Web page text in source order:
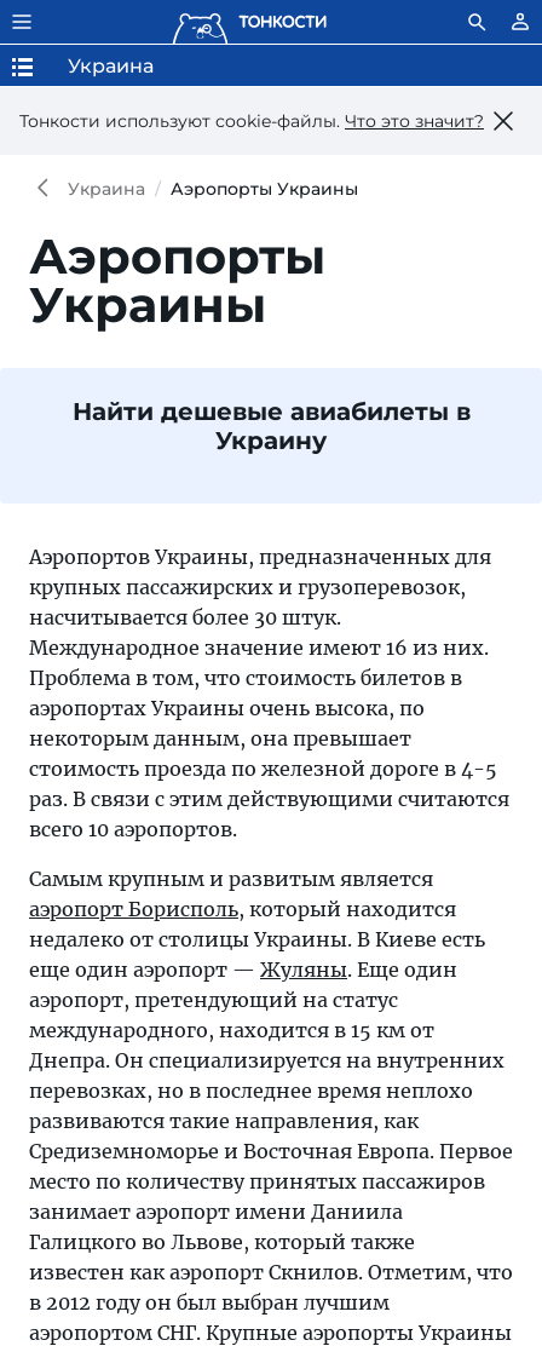
Тонкости используют сookie-файлы. Что это значит?
Украина
Украина Аэропорты Украины
Аэропорты
Украины
Найти дешевые авиабилеты в
Украину
Аэропортов Украины, предназначенных для
крупных пассажирских и грузоперевозок,
насчитывается более 30 штук.
Международное значение имеют 16 из них.
Проблема в том, что стоимость билетов в
аэропортах Украины очень высока, по
некоторым данным, она превышает
стоимость проезда по железной дороге в 4-5
раз. В связи с этим действующими считаются
всего 10 аэропортов.
Самым крупным и развитым является
аэропорт Борисполь, который находится
недалеко от столицы Украины. В Киеве есть
еще один аэропорт — Жуляны. Еще один
аэропорт, претендующий на статус
международного, находится в 15 км от
Днепра. Он специализируется на внутренних
перевозках, но в последнее время неплохо
развиваются такие направления, как
Средиземноморье и Восточная Европа. Первое
место по количеству принятых пассажиров
занимает аэропорт имени Даниила
Галицкого во Львове, который также
известен как аэропорт Скнилов. Отметим, что
в 2012 году он был выбран лучшим
аэропортом СНГ. Крупные аэропорты Украины